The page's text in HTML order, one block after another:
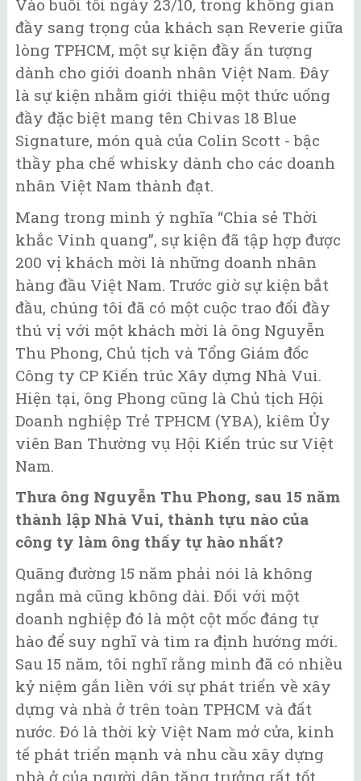
Vào buổi tối ngày 23/10, trong không gian
đầy sang trọng của khách sạn Reverie giữa
lòng TPHCM, một sự kiện đầy ấn tượng
dành cho giới doanh nhân Việt Nam. Đây
là sự kiện nhằm giới thiệu một thức uống
đầy đặc biệt mang tên Chivas 18 Blue
Signature, món quà của Colin Scott - bậc
thầy pha chế whisky dành cho các doanh
nhân Việt Nam thành đạt.
Mang trong mình ý nghĩa “Chia sẻ Thời
khắc Vinh quang”, sự kiện đã tập hợp được
200 vị khách mời là những doanh nhân
hàng đầu Việt Nam. Trước giờ sự kiện bắt
đầu, chúng tôi đã có một cuộc trao đổi đầy
thú vị với một khách mời là ông Nguyễn
Thu Phong, Chủ tịch và Tổng Giám đốc
Công ty CP Kiến trúc Xây dựng Nhà Vui.
Hiện tại, ông Phong cũng là Chủ tịch Hội
Doanh nghiệp Trẻ TPHCM (YBA), kiêm Ủy
viên Ban Thường vụ Hội Kiến trúc sư Việt
Nam.
Thưa ông Nguyễn Thu Phong, sau 15 năm
thành lập Nhà Vui, thành tựu nào của
công ty làm ông thấy tự hào nhất?
Quãng đường 15 năm phải nói là không
ngắn mà cũng không dài. Đối với một
doanh nghiệp đó là một cột mốc đáng tự
hào để suy nghĩ và tìm ra định hướng mới.
Sau 15 năm, tôi nghĩ rằng mình đã có nhiều
kỷ niệm gắn liền với sự phát triển về xây
dựng và nhà ở trên toàn TPHCM và đất
nước. Đó là thời kỳ Việt Nam mở cửa, kinh
tế phát triển mạnh và nhu cầu xây dựng
nhà ở của người dân tăng trưởng rất tốt.